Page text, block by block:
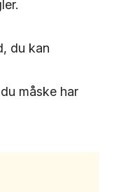
du kan
måske har